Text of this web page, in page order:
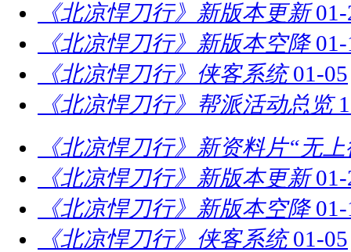
《北凉悍刀行》新版本更新
《北凉悍刀行》新版本空降
《北凉悍刀行》侠客系统 01-05
《北凉悍刀行》帮派活动总览
《北凉悍刀行》新资料片“无
《北凉悍刀行》新版本更新
《北凉悍刀行》新版本空降
《北凉悍刀行》侠客系统 01-05